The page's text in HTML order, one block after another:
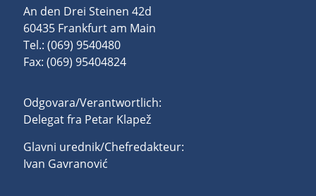
An den Drei Steinen 42d
60435 Frankfurt am Main
Tel.: (069) 9540480
Fax: (069) 95404824
Odgovara/Verantwortlich:
Delegat fra Petar Klapež
Glavni urednik/Chefredakteur:
Ivan Gavranović